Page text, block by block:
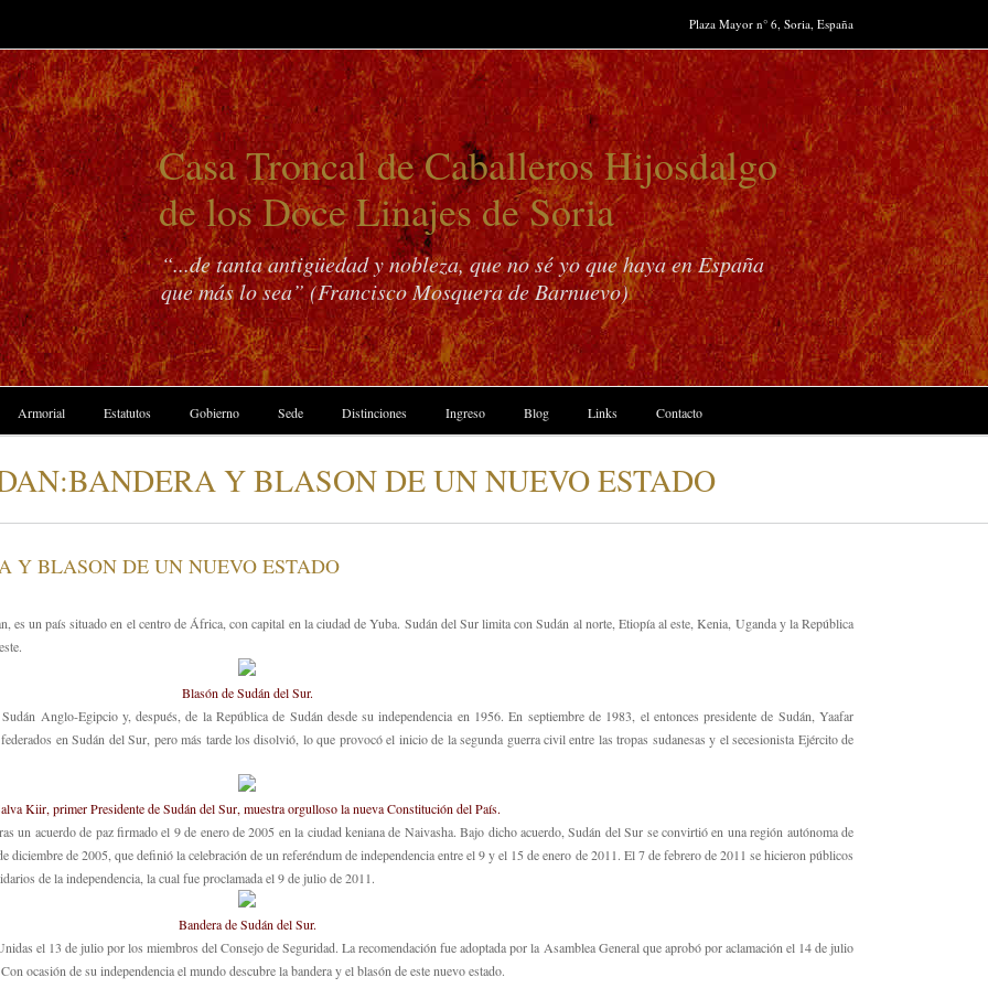
Plaza Mayor n° 6, Soria, España
Casa Troncal de Caballeros Hijosdalgo
de los Doce Linajes de Soria
“...de tanta antigüedad y nobleza, que no sé yo que haya en España
que más lo sea” (Francisco Mosquera de Barnuevo)
Armorial Estatutos Gobierno Sede Distinciones Ingreso Blog Links Contacto
Y BLASON DE UN NUEVO ESTADO
Y BLASON DE UN NUEVO ESTADO
es un país situado en el centro de África, con capital en la ciudad de Yuba. Sudán del Sur limita con Sudán al norte, Etiopía al este, Kenia, Uganda y la República
Blasón de Sudán del Sur.
Anglo-Egipcio y, después, de la República de Sudán desde su independencia en 1956. En septiembre de 1983, el entonces presidente de Sudán, Yaafar
en Sudán del Sur, pero más tarde los disolvió, lo que provocó el inicio de la segunda guerra civil entre las tropas sudanesas y el secesionista Ejército de
Kiir, primer Presidente de Sudán del Sur, muestra orgulloso la nueva Constitución del País.
un acuerdo de paz firmado el 9 de enero de 2005 en la ciudad keniana de Naivasha. Bajo dicho acuerdo, Sudán del Sur se convirtió en una región autónoma de
de 2005, que definió la celebración de un referéndum de independencia entre el 9 y el 15 de enero de 2011. El 7 de febrero de 2011 se hicieron públicos
de la independencia, la cual fue proclamada el 9 de julio de 2011.
Bandera de Sudán del Sur.
el 13 de julio por los miembros del Consejo de Seguridad. La recomendación fue adoptada por la Asamblea General que aprobó por aclamación el 14 de julio
ocasión de su independencia el mundo descubre la bandera y el blasón de este nuevo estado.